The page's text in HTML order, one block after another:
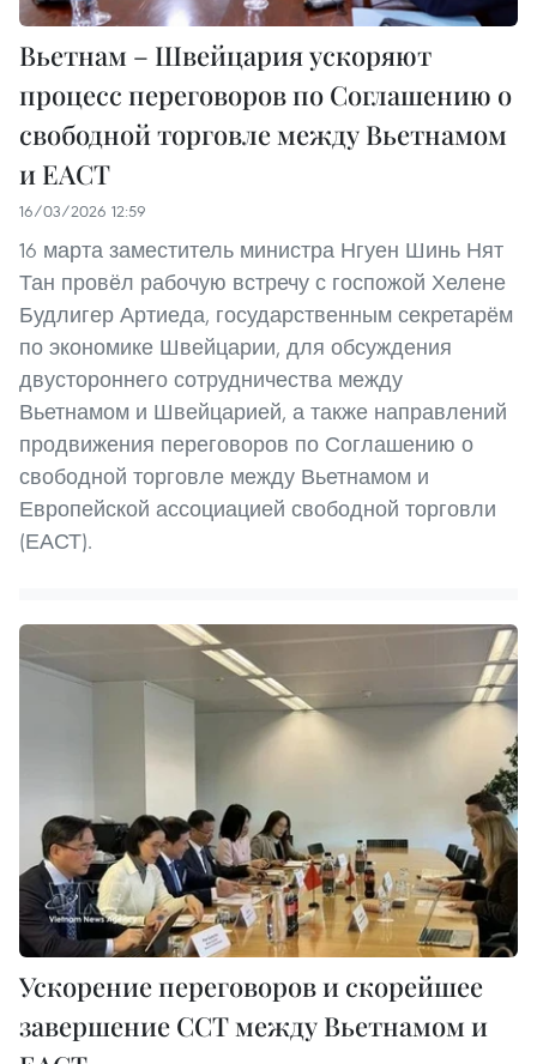
Вьетнам – Швейцария ускоряют
процесс переговоров по Соглашению о
свободной торговле между Вьетнамом
и ЕАСТ
16/03/2026 12:59
16 марта заместитель министра Нгуен Шинь Нят
Тан провёл рабочую встречу с госпожой Хелене
Будлигер Артиеда, государственным секретарём
по экономике Швейцарии, для обсуждения
двустороннего сотрудничества между
Вьетнамом и Швейцарией, а также направлений
продвижения переговоров по Соглашению о
свободной торговле между Вьетнамом и
Европейской ассоциацией свободной торговли
(ЕАСТ).
Ускорение переговоров и скорейшее
завершение ССТ между Вьетнамом и